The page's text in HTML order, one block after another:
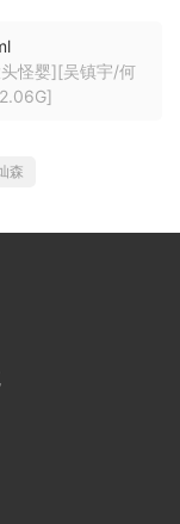
怪婴][吴镇宇/何
森